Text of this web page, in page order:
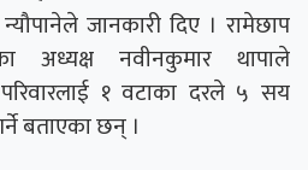
जानकारी दिए । रामेछाप
अध्यक्ष नवीनकुमार थापाले
१ वटाका दरले ५ सय
बताएका छन् ।